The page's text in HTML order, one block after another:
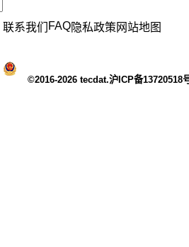
联系我们 FAQ隐私政策 网站地图
©2016-2026 tecdat.沪ICP备13720518